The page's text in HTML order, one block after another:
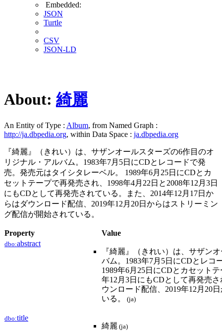
Embedded:
JSON
Turtle
CSV
JSON-LD
About: 綺麗
An Entity of Type : Album, from Named Graph :
http://ja.dbpedia.org, within Data Space : ja.dbpedia.org
『綺麗』（きれい）は、サザンオールスターズの6作目のオ
リジナル・アルバム。1983年7月5日にCDとレコードで発
売。発売元はタイシタレーベル。 1989年6月25日にCDとカ
セットテープで再発売され、1998年4月22日と2008年12月3日
にもCDとして再発売されている。また、2014年12月17日か
らはダウンロード配信、2019年12月20日からはストリーミン
グ配信が開始されている。
Property Value
dbo:abstract
『綺麗』（きれい）は、サザン
バム。1983年7月5日にCDとレコ
1989年6月25日にCDとカセット
年12月3日にもCDとして再発売
ウンロード配信、2019年12月20
いる。
(ja)
dbo:title
綺麗 (ja)